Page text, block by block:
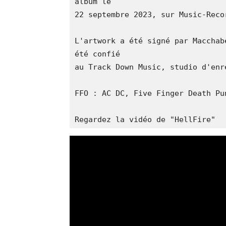
22 septembre 2023, sur Music-
L'artwork a été signé par
été confié
au Track Down Music, studio
FFO : AC DC, Five Finger Death
Regardez la vidéo de "HellFire"